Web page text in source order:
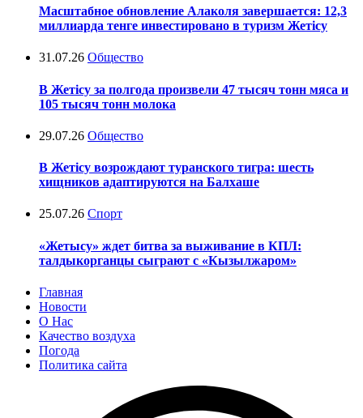
Масштабное обновление Алаколя завершается: 12,3
миллиарда тенге инвестировано в туризм Жетісу
31.07.26 Общество
В Жетісу за полгода произвели 47 тысяч тонн мяса и
105 тысяч тонн молока
29.07.26 Общество
В Жетісу возрождают туранского тигра: шесть
хищников адаптируются на Балхаше
25.07.26 Спорт
«Жетысу» ждет битва за выживание в КПЛ:
талдыкорганцы сыграют с «Кызылжаром»
Главная
Новости
О Нас
Качество воздуха
Погода
Политика сайта